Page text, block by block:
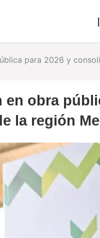
para 2026 y
en obra
la región